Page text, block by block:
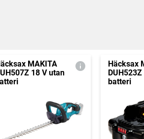
MAKITA
18 V utan
Häcksax
batteri